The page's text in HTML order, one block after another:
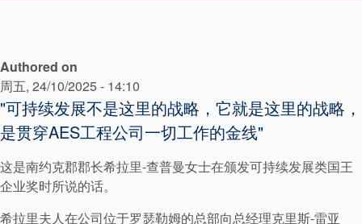
Authored on
周五, 24/10/2025 - 14:10
"可持续发展不是这里的战略，它就是这里的战略，
是贯穿AES工程公司一切工作的金线"
这是南约克郡郡长希拉里-查普曼女士在颁发可持续发展类国王
企业奖时所说的话。
希拉里夫人在公司位于罗瑟勒姆的总部向总经理克里斯-雷亚